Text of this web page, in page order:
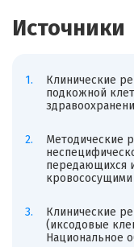
Источники
Клинические
подкожной
Методические
передающихся
Клинические
(иксодовые
Национальное